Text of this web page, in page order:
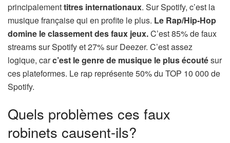
principalementtitres internationaux. Sur Spotify, c’est la
musique française qui en profite le plus. Le Rap/Hip-Hop
domine le classement des faux jeux.C’est 85% de faux
streams sur Spotify et 27% sur Deezer. C’est assez
logique, carc’est le genre de musique le plus écoutésur
ces plateformes. Le rap représente 50% du TOP 10 000 de
Spotify.
Quels problèmes ces faux
robinets causent-ils?